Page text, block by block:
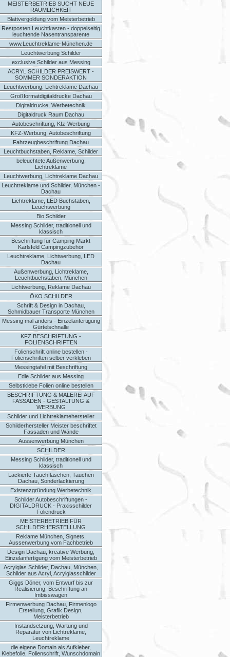
MEISTERBETRIEB SUCHT NEUE
RÄUMLICHKEIT
Blattvergoldung vom Meisterbetrieb
Restposten Leuchtkasten - doppelseitig
leuchtende Nasentransparente
www.Leuchtreklame-München.de
Leuchtwerbung Schilder
exclusive Schilder aus Messing
ACRYL SCHILDER PREISWERT -
SOMMER SONDERAKTION
Leuchtwerbung. Lichtreklame Dachau
Großformatdigitaldrucke Dachau
Digitaldrucke, Werbetechnik
Digitaldruck Raum Dachau
Autobeschriftung, Kfz-Werbung
KFZ-Werbung, Autobeschriftung
Fahrzeugbeschriftung Dachau
Leuchtbuchstaben, Reklame, Schilder
beleuchtete Außenwerbung,
Lichtreklame
Leuchtwerbung, Lichtreklame Dachau
Leuchtreklame und Schilder, München -
Dachau
Lichtreklame, LED Buchstaben,
Leuchtwerbung
Bio Schilder
Messing Schilder, traditionell und
klassisch
Beschriftung für Camping Markt
Karlsfeld Campingzubehör
Leuchtreklame, Lichtwerbung, LED
Dachau
Außenwerbung, Lichtreklame,
Leuchtbuchstaben, München
Lichtwerbung, Reklame Dachau
ÖKO SCHILDER
Schrift & Design in Dachau,
Schmidbauer Transporte München
Messing mal anders - Einzelanfertigung
Gürtelschnalle
KFZ BESCHRIFTUNG -
FOLIENSCHRIFTEN
Folienschrift online bestellen -
Folienschriften selber verkleben
Messingtafel mit Beschriftung
Edle Schilder aus Messing
Selbstklebe Folien online bestellen
BESCHRIFTUNG & MALEREI AUF
FASSADEN - GESTALTUNG &
WERBUNG
Schilder und Lichtreklamehersteller
Schilderhersteller Meister beschriftet
Fassaden und Wände
Aussenwerbung München
SCHILDER
Messing Schilder, traditionell und
klassisch
Lackierte Tauchflaschen, Tauchen
Dachau, Sonderlackierung
Existenzgründung Werbetechnik
Schilder Autobeschriftungen -
DIGITALDRUCK - Praxisschilder
Foliendruck
MEISTERBETRIEB FÜR
SCHILDERHERSTELLUNG
Reklame München, Signets,
Aussenwerbung vom Fachbetrieb
Design Dachau, kreative Werbung,
Einzelanfertigung vom Meisterbetrieb
Acrylglas Schilder, Dachau, München,
Schilder aus Acryl, Acrylglasschilder
Giggs Döner, vom Entwurf bis zur
Realisierung, Beschriftung an
Imbisswagen
Firmenwerbung Dachau, Firmenlogo
Erstellung, Grafik Design,
Meisterbetrieb
Instandsetzung, Wartung und
Reparatur von Lichtreklame,
Leuchtreklame
die eigene Domain als Aufkleber,
Klebefolie, Folienschrift, Wunschdomain